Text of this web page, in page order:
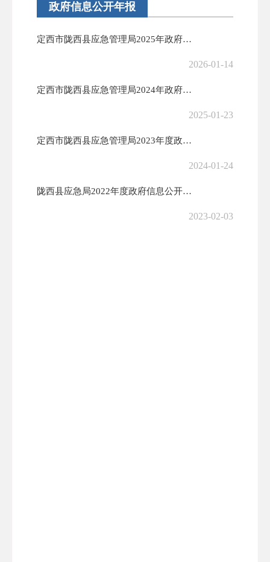
政府信息公开年报
定西市陇西县应急管理局2025年政府信息公开工作年度报告
2026-01-14
定西市陇西县应急管理局2024年政府信息公开工作年度报告
2025-01-23
定西市陇西县应急管理局2023年度政府信息公开工作年度报告
2024-01-24
陇西县应急局2022年度政府信息公开年度报告
2023-02-03